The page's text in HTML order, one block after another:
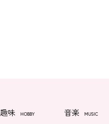
趣味 HOBBY 音楽 MUSIC